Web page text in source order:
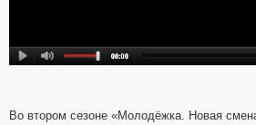
Во втором сезоне «Молодёжка. Новая